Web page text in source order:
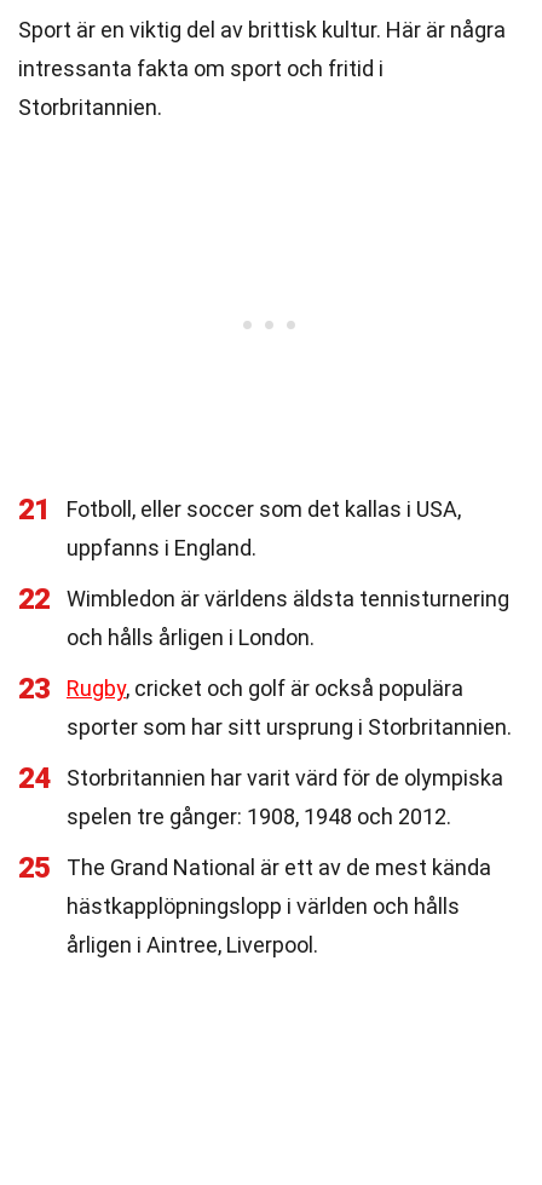
Sport är en viktig del av brittisk kultur. Här är några
intressanta fakta om sport och fritid i
Storbritannien.
21
Fotboll, eller soccer som det kallas i USA,
uppfanns i England.
22
Wimbledon är världens äldsta tennisturnering
och hålls årligen i London.
23 Rugby, cricket och golf är också populära
sporter som har sitt ursprung i Storbritannien.
24
Storbritannien har varit värd för de olympiska
spelen tre gånger: 1908, 1948 och 2012.
25
The Grand National är ett av de mest kända
hästkapplöpningslopp i världen och hålls
årligen i Aintree, Liverpool.